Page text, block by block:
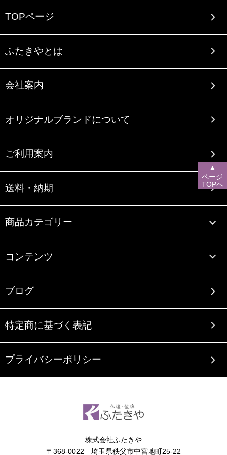
TOPページ
ふたきやとは
会社案内
オリジナルブランドについて
ご利用案内
送料・納期
商品カテゴリー
コンテンツ
ブログ
特定商に基づく表記
プライバシーポリシー
株式会社ふたきや
〒368-0022 埼玉県秩父市中宮地町25-22
▲
ページ
TOPへ